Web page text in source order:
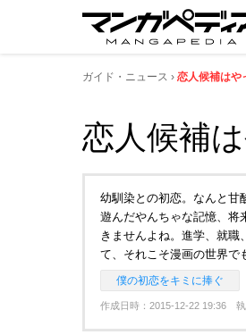
ガイド・ニュース 恋人候補はや
恋人候補
幼馴染との初恋。なんと甘
遊んだやんちゃな記憶、
きませんよね。進学、就
て、それこそ漫画の世界で
僕の初恋をキミに捧ぐ
作成日時：2015-12-22 19:36